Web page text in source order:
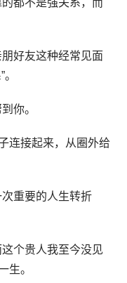
好友这种经常见面
你。
连接起来，从圈外给
重要的人生转折
个贵人我至今没见
生。